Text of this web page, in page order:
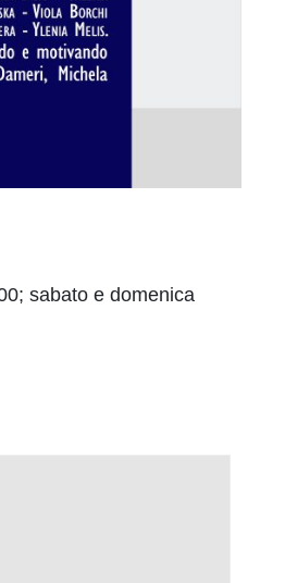
sabato e domenica